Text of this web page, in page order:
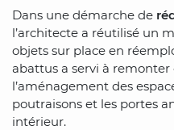
Dans une démarche de
l’architecte a réutilisé un
objets sur place en
abattus a servi à
l’aménagement des
poutraisons et les portes
intérieur.